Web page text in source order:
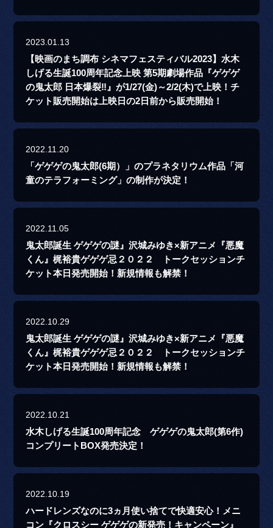
2023.01.13
【映画のまち調布 シネマフェスティバル2023】水木
しげる生誕100周年記念上映 第5期劇場作品『ゲゲゲ
の鬼太郎 日本爆裂‼』が1/27(金)～2/2(木)で上映！チ
ケット販売開始は上映日の2日前から販売開始！
2022.11.20
「ゲゲゲの鬼太郎(6期）」のプラネタリウム作品「河
童のテラフォーミング」の制作が決定！
2022.11.05
鬼太郎誕生 ゲゲゲの謎』沢城みゆき×新アニメ『悪魔
くん』梶裕貴ゲゲゲ忌２０２２ トークセッションチ
ケット本日発売開始！新規情報も解禁！
2022.10.29
鬼太郎誕生 ゲゲゲの謎』沢城みゆき×新アニメ『悪魔
くん』梶裕貴ゲゲゲ忌２０２２ トークセッションチ
ケット本日発売開始！新規情報も解禁！
2022.10.21
水木しげる生誕100周年記念 ゲゲゲの鬼太郎(第6作)
コンプリートBOX発売決定！
2022.10.19
ハードレンズなのに3ヵ月使い捨てで快適安心！メニ
コン『クロスシー ゲゲゲの新発売！キャンペーン』